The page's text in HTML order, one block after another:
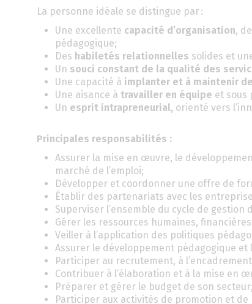
La personne idéale se distingue par :
Une excellente capacité d’organisation,
pédagogique;
Des habiletés relationnelles solides et
Un souci constant de la qualité des
Une capacité à implanter et à maintenir
Une aisance à travailler en équipe et sous
Un esprit intrapreneurial, orienté vers
Principales responsabilités :
Assurer la mise en œuvre, le
marché de l’emploi;
Développer et coordonner une offre de
Établir des partenariats avec les
Superviser l’ensemble du cycle de
Gérer les ressources humaines,
Veiller à l’application des politiques
Assurer le développement pédagogique et
Participer au recrutement, à
Contribuer à l’élaboration et à la mise en
Préparer et gérer le budget de son secteur;
Participer aux activités de promotion et